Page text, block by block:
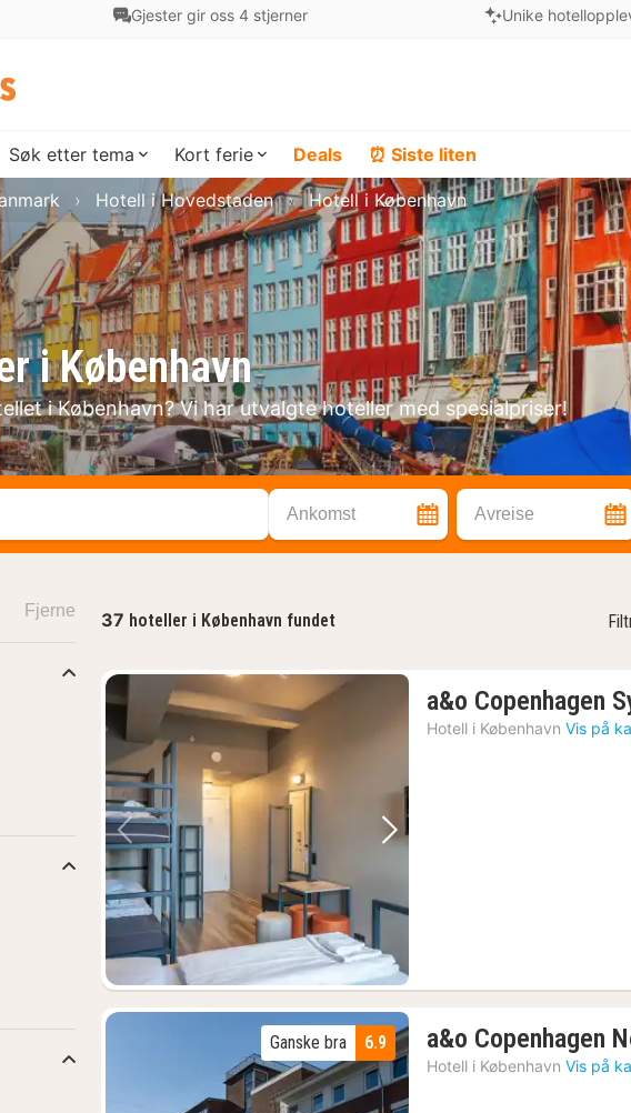
Gjester gir oss 4 stjerner Unike
Søk etter tema Kort ferie Deals ⏰ Siste liten
i København
i København? Vi har utvalgte hoteller med spesialpriser!
Hotell i Hovedstaden Hotell i København
Ankomst Avreise
37 hoteller i København fundet
Forrige bilde Neste bilde
a&o Copenhagen
Hotell i København Vis på
6.9
Ganske bra a&o Copenhagen
Hotell i København Vis på
Fjerne